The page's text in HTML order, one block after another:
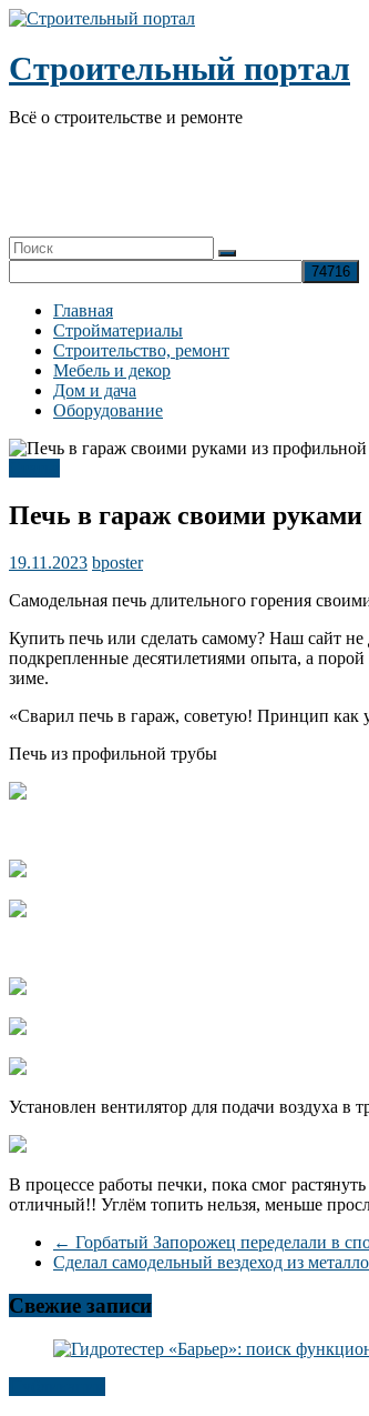
Перейти
содержимому
Строительный портал
Всё о строительстве и ремонте
Главная
Стройматериалы
Строительство, ремонт
Мебель и декор
Дом и дача
Оборудование
Печь в гараж своими
19.11.2023 bposter
Самодельная печь длительного горения
Купить печь или сделать самому? Наш сайт
подкрепленные десятилетиями опыта, а
зиме.
«Сварил печь в гараж, советую! Принцип как
Печь из профильной трубы
Установлен вентилятор для подачи воздуха в
В процессе работы печки, пока смог
отличный!! Углём топить нельзя, меньше
← Горбатый Запорожец переделали в
Сделал самодельный вездеход из
Свежие записи